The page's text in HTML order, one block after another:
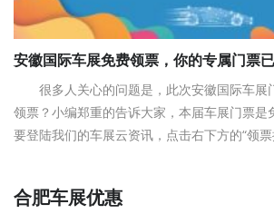
安徽国际车展免费领票，你的专属门票
很多人关心的问题是，此次安徽国际车展
领票？小编郑重的告诉大家，本届车展门票是
要登陆我们的车展云资讯，点击右下方的“领
的“限时免费领票”按钮，填写您的姓名、手机
合肥车展优惠